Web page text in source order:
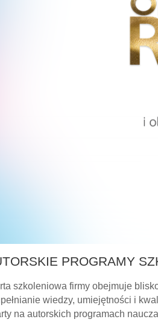
PROGRAMY
szkoleniowa firmy obejmuje
wiedzy, umiejętności i
na autorskich programach